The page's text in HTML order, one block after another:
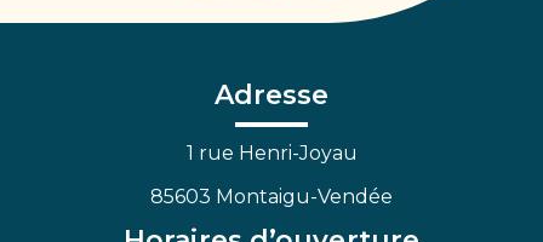
FacebookLinkedin
Adresse
1 rue Henri-Joyau
85603 Montaigu-Vendée